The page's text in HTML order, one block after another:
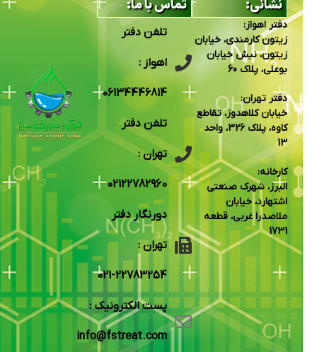
تماس با ما:
تلفن دفتر
اهواز :
06134446814
تلفن دفتر
تهران :
02122782960
دورنگار دفتر
تهران :
22783254-021
پست الکترونیک :
info@fstreat.com
نشانی:
دفتر اهواز:
زیتون کارمندی، خیابان
زیتون، نبش خیابان
بوعلی، پلاک 60
دفتر تهران:
خیابان کلاهدوز، تقاطع
کاوه، پلاک 326، واحد
13
کارخانه:
البرز، شهرک صنعتی
اشتهارد، خیابان
ملاصدرا غربی، قطعه
1731